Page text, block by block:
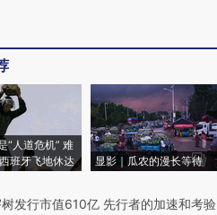
“人道危机” 难
班牙飞地休达
显影｜瓜农的漫长等待
发行市值610亿 先行者的加速和考验